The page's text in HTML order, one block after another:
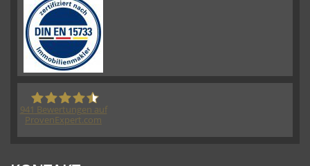
HORN IMMOBILIEN GmbH
941 Bewertungen auf
ProvenExpert.com